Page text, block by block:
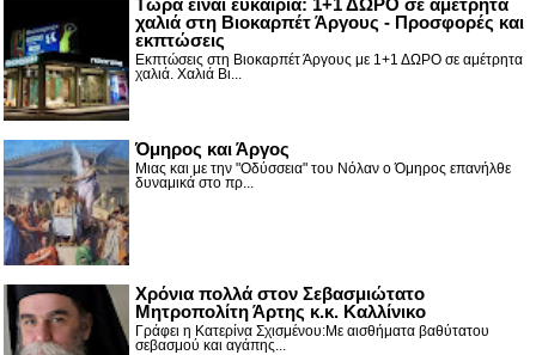
Τώρα είναι ευκαιρία: 1+1 ΔΩΡΟ σε αμέτρητα
χαλιά στη Βιοκαρπέτ Άργους - Προσφορές και
εκπτώσεις
Εκπτώσεις στη Βιοκαρπέτ Άργους με 1+1 ΔΩΡΟ σε αμέτρητα
χαλιά. Χαλιά Βι...
Όμηρος και Άργος
Μιας και με την "Οδύσσεια" του Νόλαν ο Όμηρος επανήλθε
δυναμικά στο πρ...
Χρόνια πολλά στον Σεβασμιώτατο
Μητροπολίτη Άρτης κ.κ. Καλλίνικο
Γράφει η Κατερίνα Σχισμένου:Με αισθήματα βαθύτατου
σεβασμού και αγάπης...